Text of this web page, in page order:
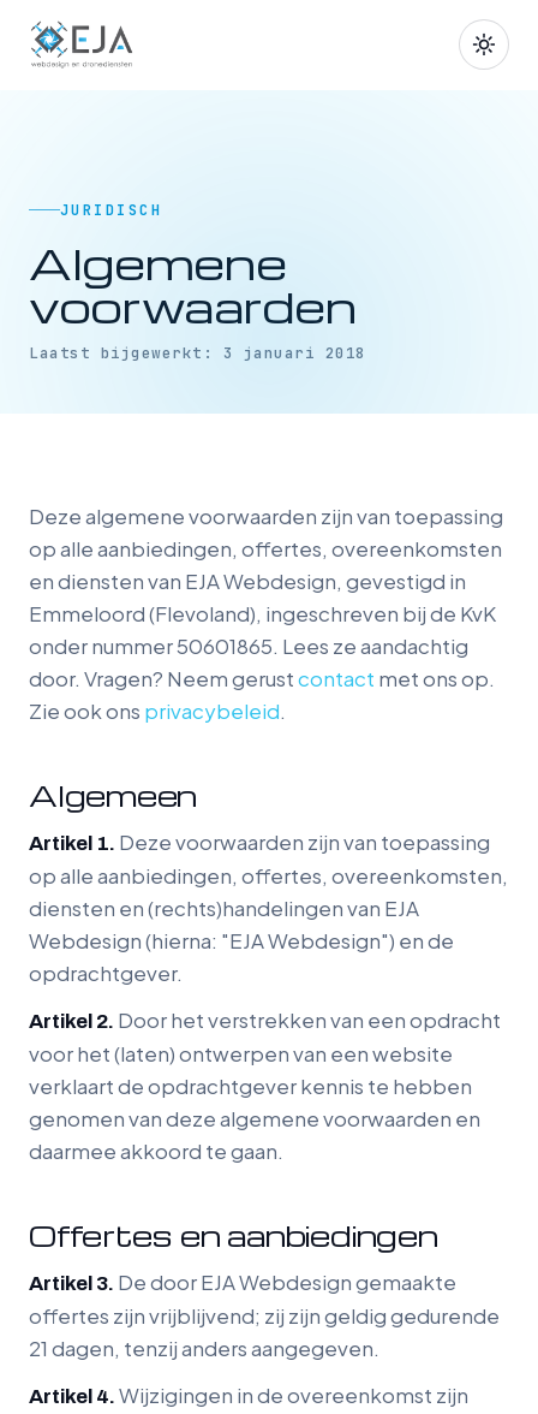
JURIDISCH
Algemene
voorwaarden
Laatst bijgewerkt: 3 januari 2018
Deze algemene voorwaarden zijn van toepassing
op alle aanbiedingen, offertes, overeenkomsten
en diensten van EJA Webdesign, gevestigd in
Emmeloord (Flevoland), ingeschreven bij de KvK
onder nummer 50601865. Lees ze aandachtig
door. Vragen? Neem gerustcontact met ons op.
Zie ook ons privacybeleid.
Algemeen
Artikel 1. Deze voorwaarden zijn van toepassing
op alle aanbiedingen, offertes, overeenkomsten,
diensten en (rechts)handelingen van EJA
Webdesign (hierna: "EJA Webdesign") en de
opdrachtgever.
Artikel 2. Door het verstrekken van een opdracht
voor het (laten) ontwerpen van een website
verklaart de opdrachtgever kennis te hebben
genomen van deze algemene voorwaarden en
daarmee akkoord te gaan.
Offertes en aanbiedingen
Artikel 3. De door EJA Webdesign gemaakte
offertes zijn vrijblijvend; zij zijn geldig gedurende
21 dagen, tenzij anders aangegeven.
Artikel 4. Wijzigingen in de overeenkomst zijn